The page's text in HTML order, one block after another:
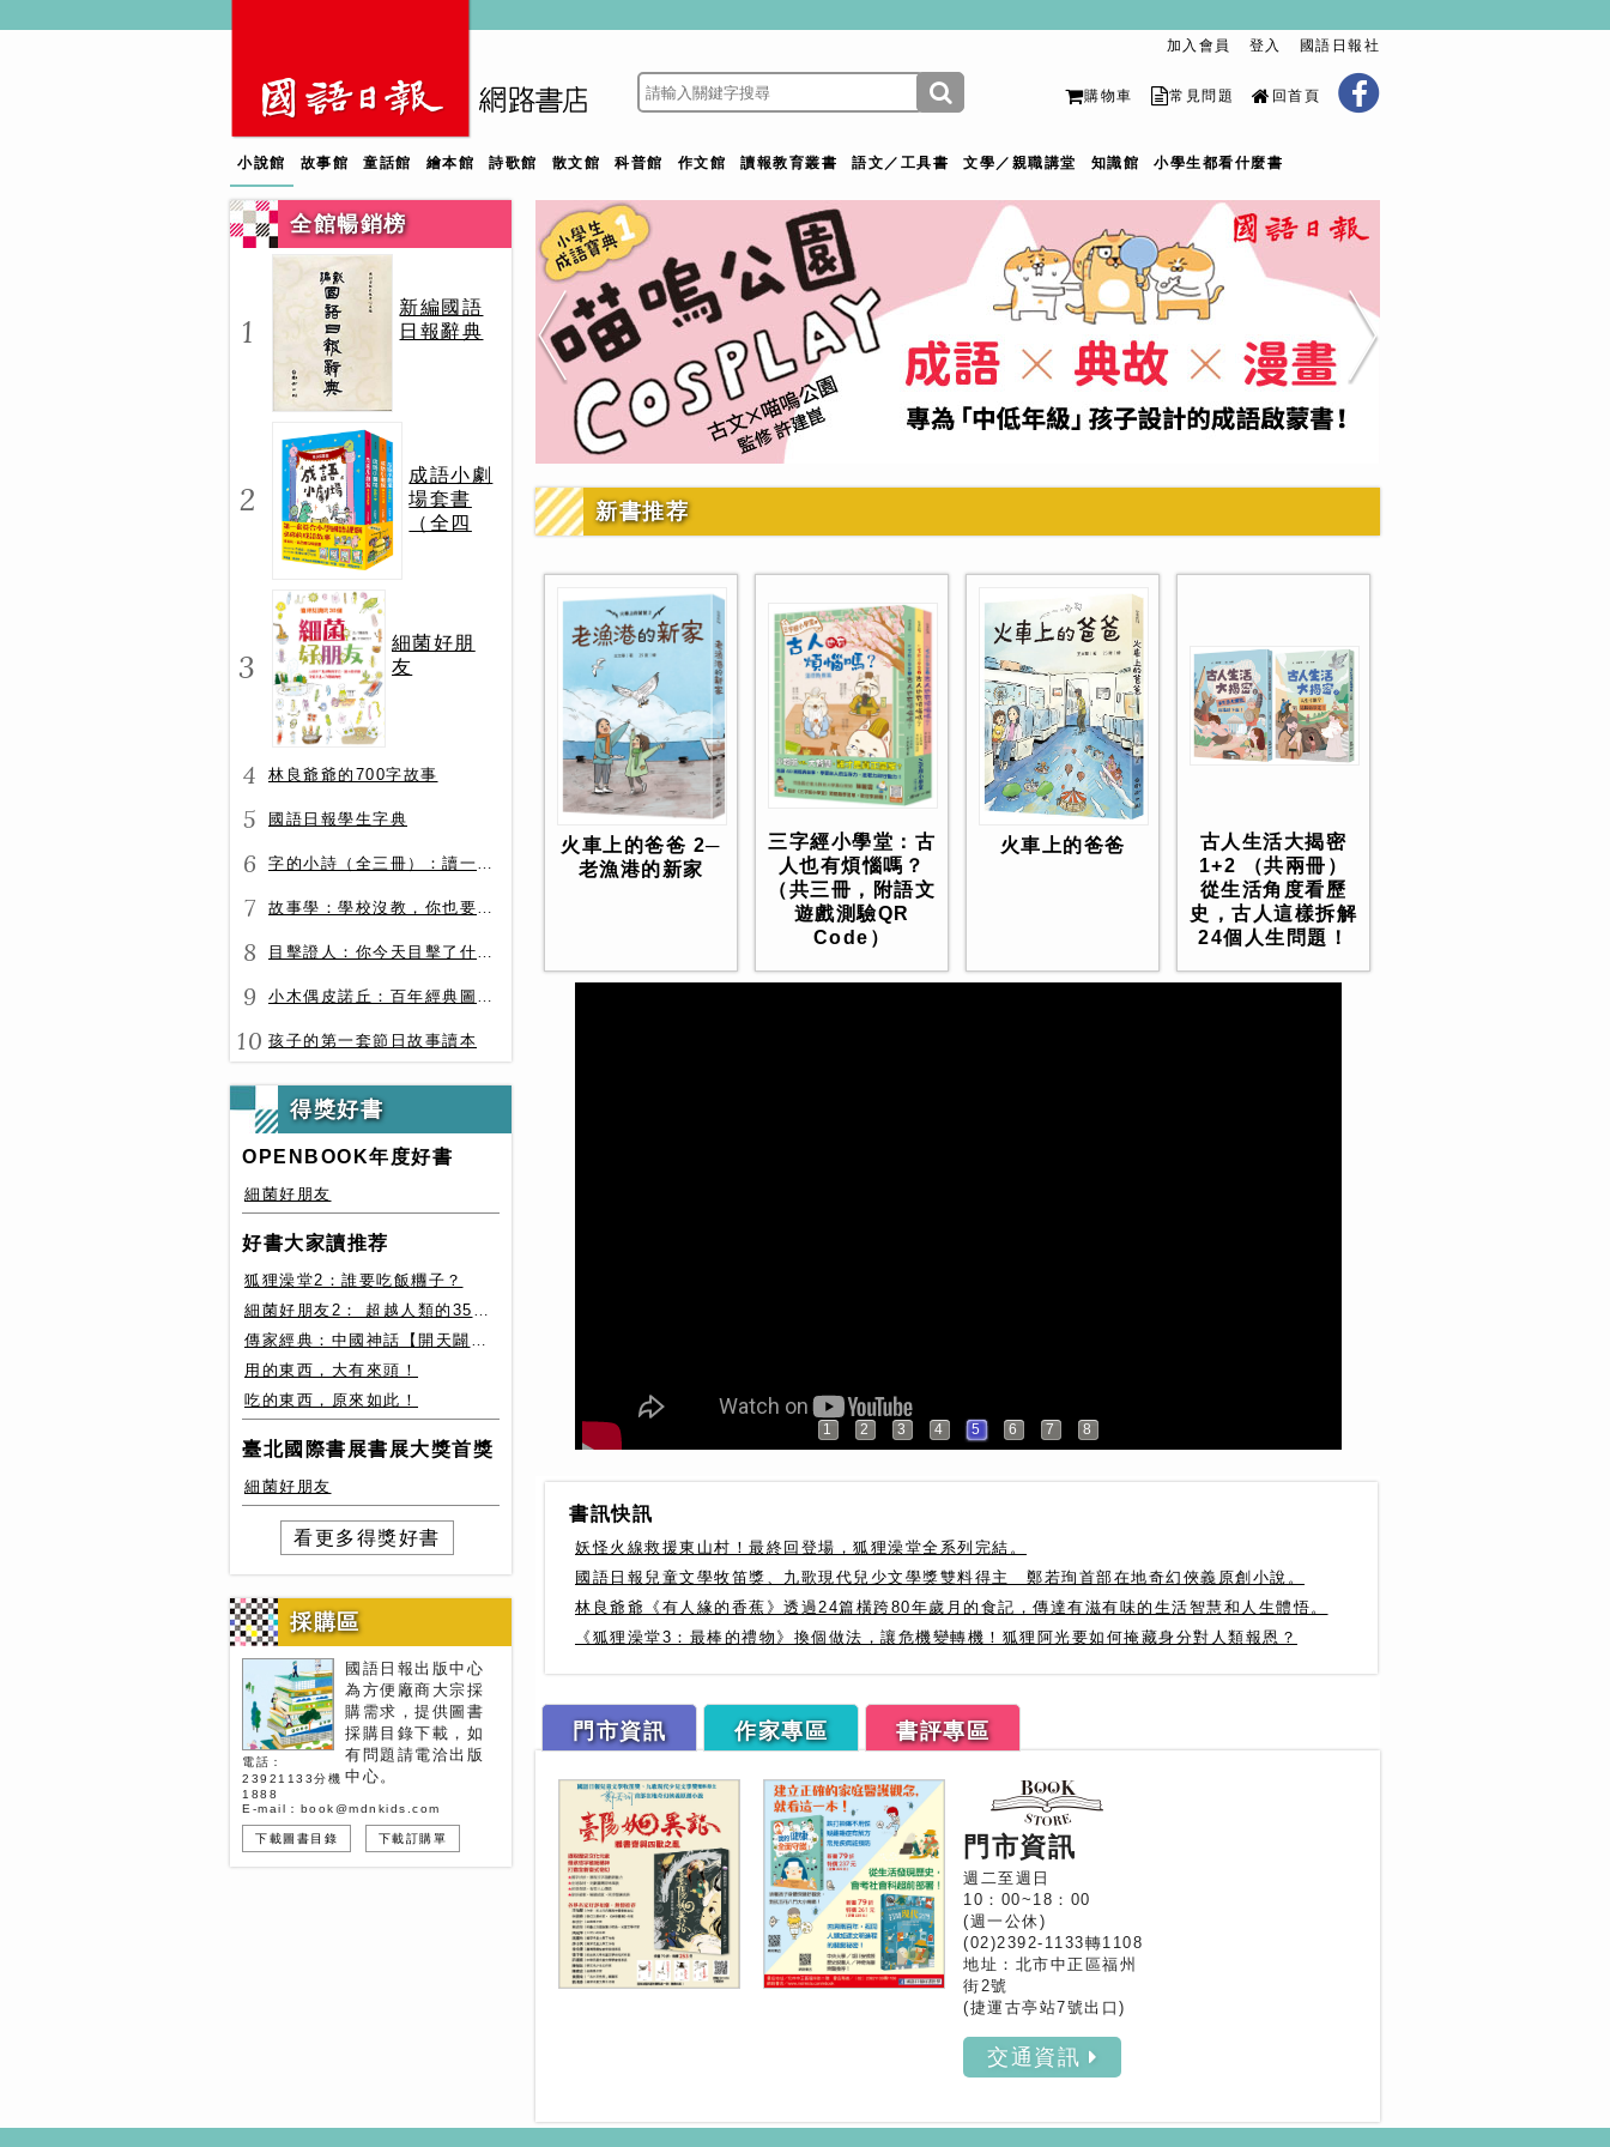
加入會員 登入 國語日報社
購物車 常見問題 回首頁
小說館 故事館 童話館 繪本館 詩歌館 散文館 科普館 作文館 讀報教育叢書 語文／工具書 文學／親職講堂 知識館 小學生都看什麼書
全館暢銷榜
1
新編國語
日報辭典
2
成語小劇
場套書
（全四
3
細菌好朋
友
4 林良爺爺的700字故事
5 國語日報學生字典
6 字的小詩（全三冊）：讀一首詩，交一個字朋友（字字小宇宙+字字看心情+字字有意思）
7 故事學：學校沒教，你也要會的表達力
8 目擊證人：你今天目擊了什麼？
9 小木偶皮諾丘：百年經典圖文全譯版
10 孩子的第一套節日故事讀本
得獎好書
OPENBOOK年度好書
細菌好朋友
好書大家讀推荐
狐狸澡堂2：誰要吃飯糰子？
細菌好朋友2： 超越人類的35種細菌生存絕技
傳家經典：中國神話【開天闢地篇】盤古、女媧還有奇珍異獸
用的東西，大有來頭！
吃的東西，原來如此！
臺北國際書展書展大獎首獎
細菌好朋友
看更多得獎好書
採購區
國語日報出版中心
為方便廠商大宗採
購需求，提供圖書
採購目錄下載，如
有問題請電洽出版
中心。
電話：
23921133分機
1888
E-mail：book@mdnkids.com
下載圖書目錄 下載訂購單
新書推荐
火車上的爸爸 2─
老漁港的新家
三字經小學堂：古
人也有煩惱嗎？
（共三冊，附語文
遊戲測驗QR
Code）
火車上的爸爸
古人生活大揭密
1+2 （共兩冊）
從生活角度看歷
史，古人這樣拆解
24個人生問題！
1 2 3 4 5 6 7 8
書訊快訊
妖怪火線救援東山村！最終回登場，狐狸澡堂全系列完結。
國語日報兒童文學牧笛獎、九歌現代兒少文學獎雙料得主 鄭若珣首部在地奇幻俠義原創小說。
林良爺爺《有人緣的香蕉》透過24篇橫跨80年歲月的食記，傳達有滋有味的生活智慧和人生體悟。
《狐狸澡堂3：最棒的禮物》換個做法，讓危機變轉機！狐狸阿光要如何掩藏身分對人類報恩？
門市資訊 作家專區 書評專區
門市資訊
週二至週日
10：00~18：00
(週一公休)
(02)2392-1133轉1108
地址：北市中正區福州
街2號
(捷運古亭站7號出口)
交通資訊